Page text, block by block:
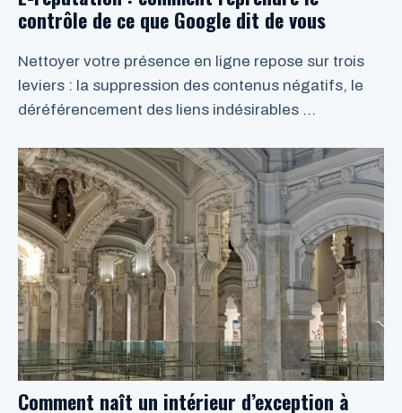
contrôle de ce que Google dit de vous
Nettoyer votre présence en ligne repose sur trois
leviers : la suppression des contenus négatifs, le
déréférencement des liens indésirables …
LIRE LA SUITE
Comment naît un intérieur d’exception à